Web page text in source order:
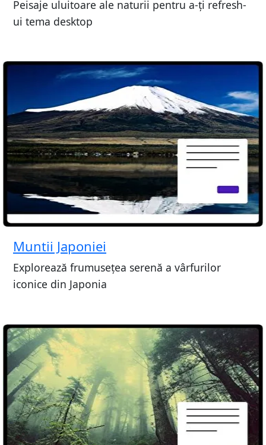
Peisaje uluitoare ale naturii pentru a-ți refresh-
ui tema desktop
Muntii Japoniei
Explorează frumusețea serenă a vârfurilor
iconice din Japonia